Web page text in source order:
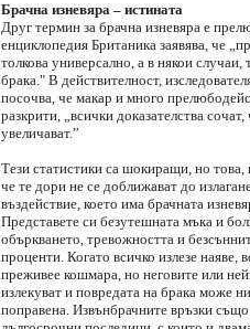
Брачна изневяра – истината
Друг термин за брачна изневяра е
енциклопедия Британика заявява, че
толкова универсално, а в някои случаи,
брака." В действителност,
посочва, че макар и много
разкрити, „всички доказателства
увеличават.”
Тези статистики са шокиращи, но
че те дори не се доближават до
въздействие, което има брачната
Представете си безутешната мъка и
объркването, тревожността и
проценти. Когато всичко излезе наяве,
преживее кошмара, но неговите или
излекуват и повредата на брака може
поправена. Извънбрачните връзки